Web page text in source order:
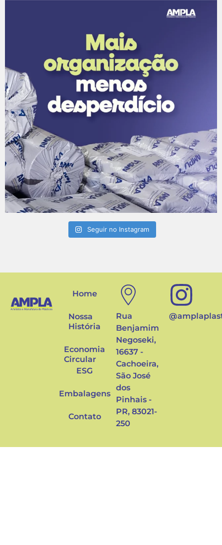
Seguir no Instagram
Home
Nossa
História
Economia
Circular
ESG
Embalagens
Contato
Rua
Benjamim
Negoseki,
16637 -
Cachoeira,
São José
dos
Pinhais -
PR, 83021-
250